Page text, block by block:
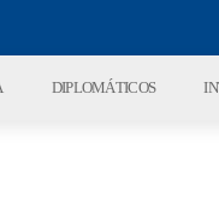
DIPLOMÁTICOS